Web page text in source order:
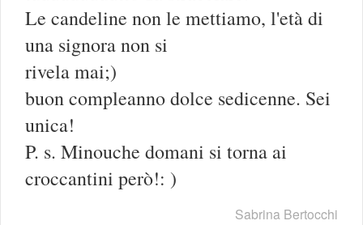
Le candeline non le mettiamo, l'età di
una signora non si
rivela mai;)
buon compleanno dolce sedicenne. Sei
unica!
P. s. Minouche domani si torna ai
croccantini però!: )
Sabrina Bertocchi